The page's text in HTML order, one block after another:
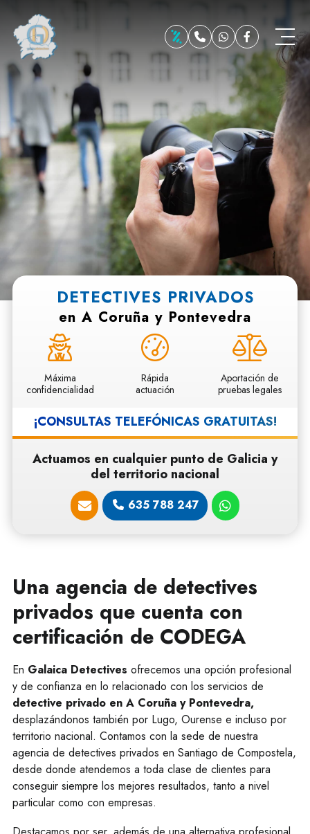
DETECTIVES PRIVADOS
en A Coruña y Pontevedra
Máxima
confidencialidad
Rápida
actuación
Aportación de
pruebas legales
¡CONSULTAS TELEFÓNICAS GRATUITAS!
Actuamos en cualquier punto de Galicia y
del territorio nacional
635 788 247
Una agencia de detectives
privados que cuenta con
certificación de CODEGA
En Galaica Detectives ofrecemos una opción profesional
y de confianza en lo relacionado con los servicios de
detective privado en A Coruña y Pontevedra,
desplazándonos también por Lugo, Ourense e incluso por
territorio nacional. Contamos con la sede de nuestra
agencia de detectives privados en Santiago de Compostela,
desde donde atendemos a toda clase de clientes para
conseguir siempre los mejores resultados, tanto a nivel
particular como con empresas.